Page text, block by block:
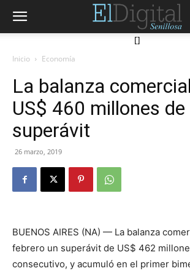
[]
Inicio Economía
La balanza
US$ 460 millones de
superávit
26 marzo, 2019
BUENOS AIRES (NA) — La balanza
febrero un superávit de US$ 462
consecutivo, y acumuló en el primer